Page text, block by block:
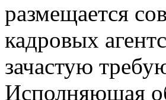
размещается
кадровых
зачастую
Исполняющая